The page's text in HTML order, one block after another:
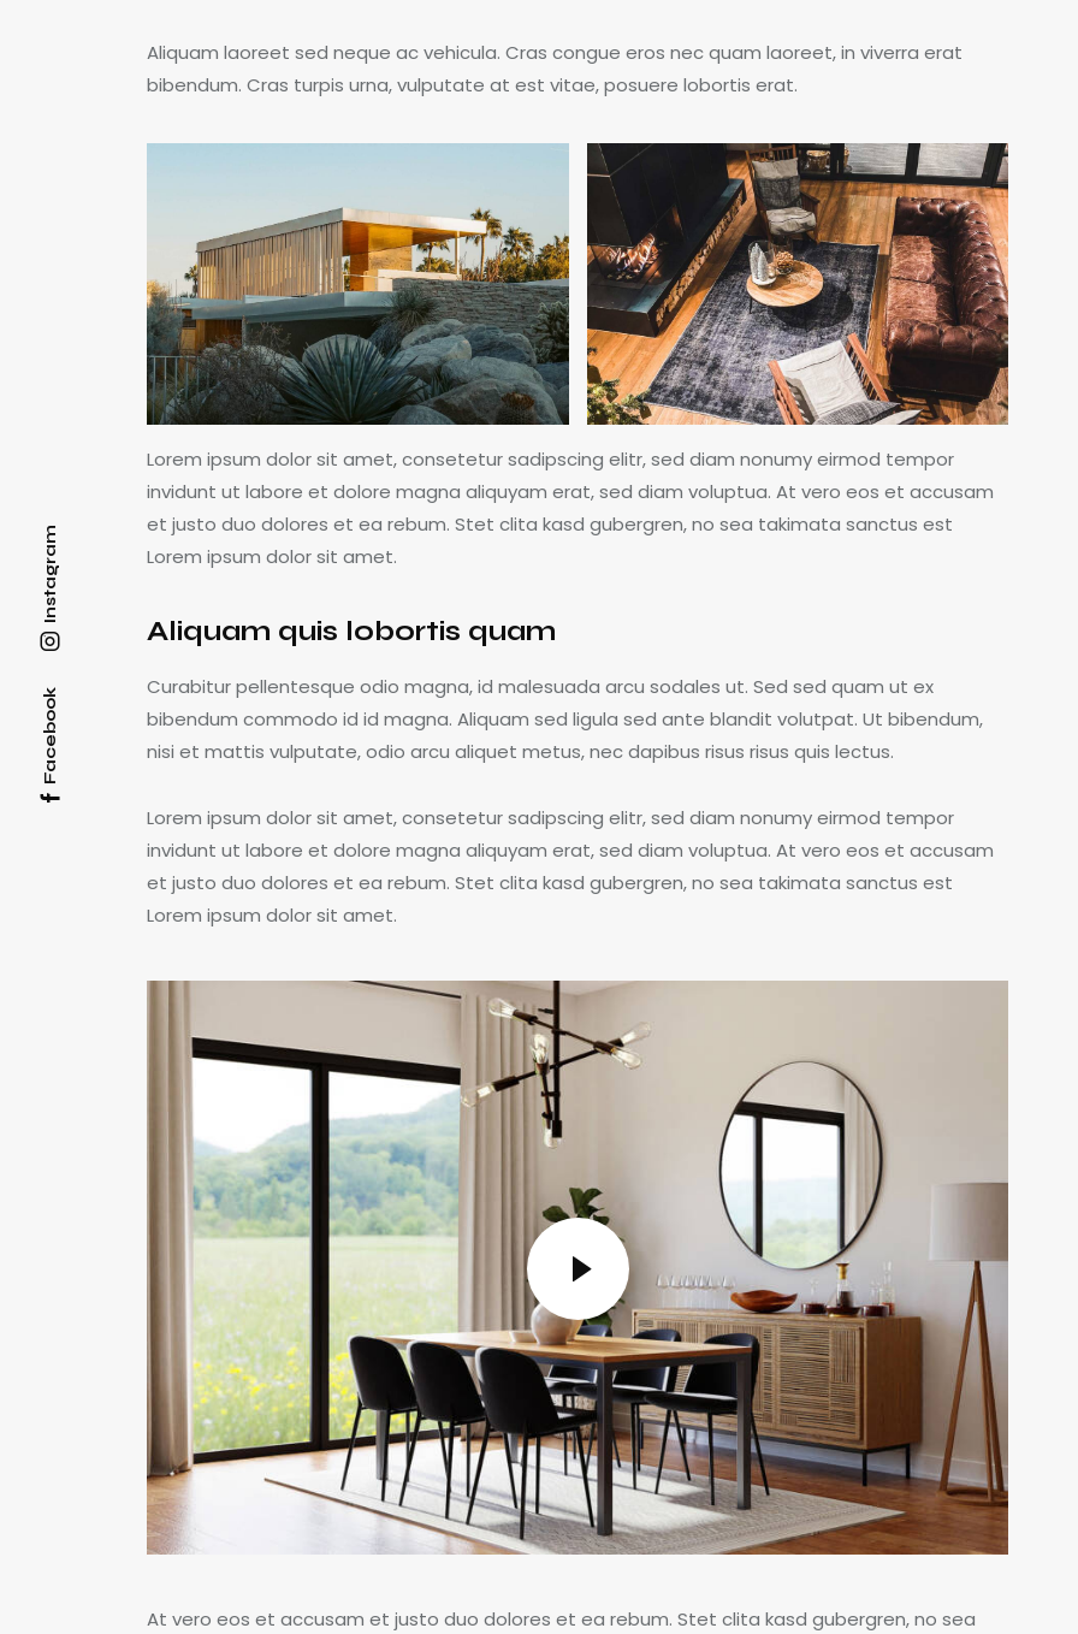
Aliquam laoreet sed neque ac vehicula. Cras congue eros nec quam laoreet, in viverra erat
bibendum. Cras turpis urna, vulputate at est vitae, posuere lobortis erat.
Lorem ipsum dolor sit amet, consetetur sadipscing elitr, sed diam nonumy eirmod tempor
invidunt ut labore et dolore magna aliquyam erat, sed diam voluptua. At vero eos et accusam
et justo duo dolores et ea rebum. Stet clita kasd gubergren, no sea takimata sanctus est
Lorem ipsum dolor sit amet.
Aliquam quis lobortis quam
Curabitur pellentesque odio magna, id malesuada arcu sodales ut. Sed sed quam ut ex
bibendum commodo id id magna. Aliquam sed ligula sed ante blandit volutpat. Ut bibendum,
nisi et mattis vulputate, odio arcu aliquet metus, nec dapibus risus risus quis lectus.
Lorem ipsum dolor sit amet, consetetur sadipscing elitr, sed diam nonumy eirmod tempor
invidunt ut labore et dolore magna aliquyam erat, sed diam voluptua. At vero eos et accusam
et justo duo dolores et ea rebum. Stet clita kasd gubergren, no sea takimata sanctus est
Lorem ipsum dolor sit amet.
At vero eos et accusam et justo duo dolores et ea rebum. Stet clita kasd gubergren, no sea
Facebook
Instagram